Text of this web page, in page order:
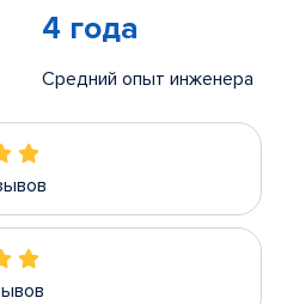
4 года
Средний опыт инженера